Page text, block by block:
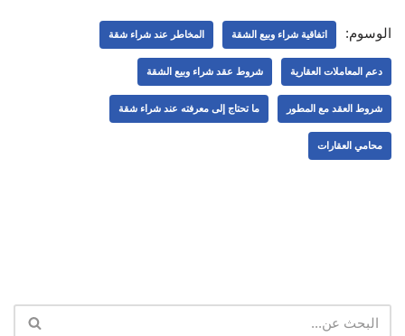
الوسوم: اتفاقية شراء وبيع الشقة المخاطر عند شراء شقة
دعم المعاملات العقارية شروط عقد شراء وبيع الشقة
شروط العقد مع المطور ما تحتاج إلى معرفته عند شراء شقة
محامي العقارات